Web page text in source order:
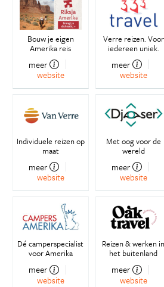
Bouw je eigen
Amerika reis
meer
website
Verre reizen. Voor
iedereen uniek.
meer
website
Individuele reizen op
maat
meer
website
Met oog voor de
wereld
meer
website
Dé camperspecialist
voor Amerika
meer
website
Reizen & werken in
het buitenland
meer
website